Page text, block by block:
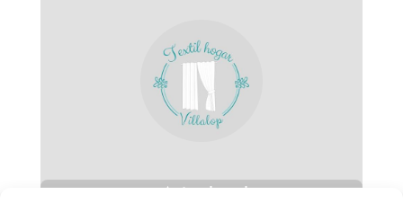
Aviso legal